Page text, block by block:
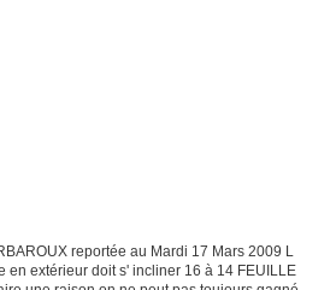
reportée au Mardi 17 Mars 2009 L
en extérieur doit s' incliner 16 à 14 FEUILLE